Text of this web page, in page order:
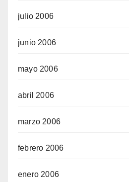
julio 2006
junio 2006
mayo 2006
abril 2006
marzo 2006
febrero 2006
enero 2006